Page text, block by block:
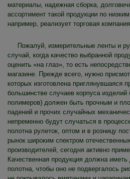
материалы, надежная сборка,
ассортимент такой продукции по
например, реализует торговая
Пожалуй, измерительные ленты и
случай, когда качество выбранной
оценить «на глаз», то есть
магазине. Прежде всего, нужно
которых изготовлена приглянувшаяся
большинстве случаев корпуса
полимеров) должен быть прочным и
падений и прочих случайных
непременно будут случаться в
полотна рулеток, оптом и в розницу
рынок широким спектром
производителей, сегодня активно
Качественная продукция должна
полотна, чтобы оно не подвергалось